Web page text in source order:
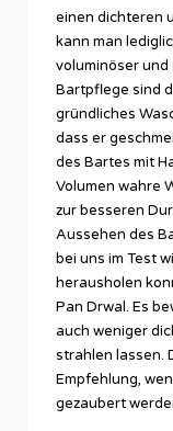
einen dichteren
kann man
voluminöser und
Bartpflege sind
gründliches
dass er
des Bartes mit
Volumen wahre
zur besseren
Aussehen des
bei uns im Test
herausholen
Pan Drwal. Es
auch weniger
strahlen lassen.
Empfehlung,
gezaubert